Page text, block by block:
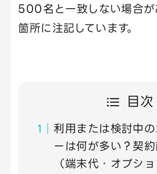
500名と一致しない場合が
箇所に注記しています。
目次
利用または検討中
ーは何が多い？契
（端末代・オプシ